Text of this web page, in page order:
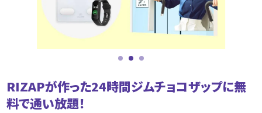
RIZAPが作った24時間ジムチョコザップに無
料で通い放題！